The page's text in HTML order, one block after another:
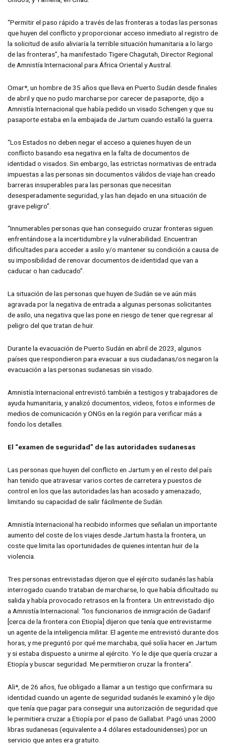
“Permitir el paso rápido a través de las fronteras a todas las personas
que huyen del conflicto y proporcionar acceso inmediato al registro de
la solicitud de asilo aliviaría la terrible situación humanitaria a lo largo
de las fronteras”, ha manifestado Tigere Chagutah, Director Regional
de Amnistía Internacional para África Oriental y Austral.
Omar*, un hombre de 35 años que lleva en Puerto Sudán desde finales
de abril y que no pudo marcharse por carecer de pasaporte, dijo a
Amnistía Internacional que había pedido un visado Schengen y que su
pasaporte estaba en la embajada de Jartum cuando estalló la guerra.
“Los Estados no deben negar el acceso a quienes huyen de un
conflicto basando esa negativa en la falta de documentos de
identidad o visados. Sin embargo, las estrictas normativas de entrada
impuestas a las personas sin documentos válidos de viaje han creado
barreras insuperables para las personas que necesitan
desesperadamente seguridad, y las han dejado en una situación de
grave peligro”.
“Innumerables personas que han conseguido cruzar fronteras siguen
enfrentándose a la incertidumbre y la vulnerabilidad. Encuentran
dificultades para acceder a asilo y/o mantener su condición a causa de
su imposibilidad de renovar documentos de identidad que van a
caducar o han caducado”.
La situación de las personas que huyen de Sudán se ve aún más
agravada por la negativa de entrada a algunas personas solicitantes
de asilo, una negativa que las pone en riesgo de tener que regresar al
peligro del que tratan de huir.
Durante la evacuación de Puerto Sudán en abril de 2023, algunos
países que respondieron para evacuar a sus ciudadanas/os negaron la
evacuación a las personas sudanesas sin visado.
Amnistía Internacional entrevistó también a testigos y trabajadores de
ayuda humanitaria, y analizó documentos, videos, fotos e informes de
medios de comunicación y ONGs en la región para verificar más a
fondo los detalles.
El “examen de seguridad” de las autoridades sudanesas
Las personas que huyen del conflicto en Jartum y en el resto del país
han tenido que atravesar varios cortes de carretera y puestos de
control en los que las autoridades las han acosado y amenazado,
limitando su capacidad de salir fácilmente de Sudán.
Amnistía Internacional ha recibido informes que señalan un importante
aumento del coste de los viajes desde Jartum hasta la frontera, un
coste que limita las oportunidades de quienes intentan huir de la
violencia.
Tres personas entrevistadas dijeron que el ejército sudanés las había
interrogado cuando trataban de marcharse, lo que había dificultado su
salida y había provocado retrasos en la frontera. Un entrevistado dijo
a Amnistía Internacional: “los funcionarios de inmigración de Gadarif
[cerca de la frontera con Etiopía] dijeron que tenía que entrevistarme
un agente de la inteligencia militar. El agente me entrevistó durante dos
horas, y me preguntó por qué me marchaba, qué solía hacer en Jartum
y si estaba dispuesto a unirme al ejército. Yo le dije que quería cruzar a
Etiopía y buscar seguridad. Me permitieron cruzar la frontera”.
Ali*, de 26 años, fue obligado a llamar a un testigo que confirmara su
identidad cuando un agente de seguridad sudanés le examinó y le dijo
que tenía que pagar para conseguir una autorización de seguridad que
le permitiera cruzar a Etiopía por el paso de Gallabat. Pagó unas 2000
libras sudanesas (equivalente a 4 dólares estadounidenses) por un
servicio que antes era gratuito.